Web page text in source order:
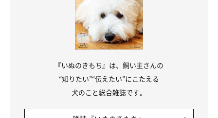
『いぬのきもち』は、飼い主さんの
“知りたい”“伝えたい”にこたえる
犬のこと総合雑誌です。